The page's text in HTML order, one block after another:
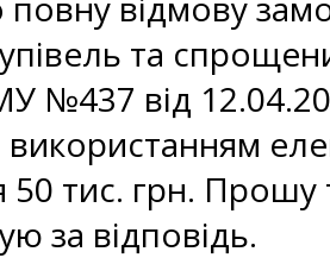
та
№437 від
тис. грн. Прошу
за відповідь.